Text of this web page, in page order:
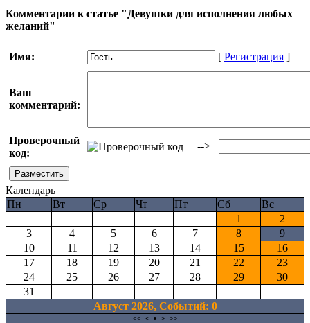
Комментарии к статье "Девушки для исполнения любых
желаний"
Имя: [ Регистрация ]
Ваш
комментарий:
Проверочный
код:
-->
Календарь
Пн
Вт Ср Чт Пт Сб
Вс
1
2
3
4 5 6 7 8
9
10
11 12 13 14 15
16
17
18 19 20 21 22
23
24
25 26 27 28 29
30
31
Август 2026, Cобытий: 0
<< < • > >>